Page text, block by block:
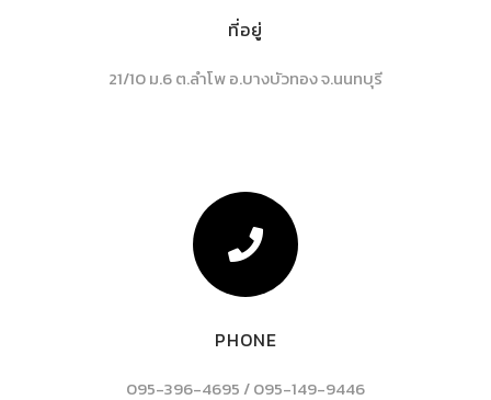
ที่อยู่
21/10 ม.6 ต.ลำโพ อ.บางบัวทอง จ.นนทบุรี
PHONE
095-396-4695 / 095-149-9446